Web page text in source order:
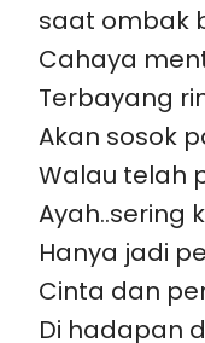
saat ombak
Cahaya
Terbayang
Akan sosok
Walau telah
Ayah..sering
Hanya jadi
Cinta dan
Di hadapan